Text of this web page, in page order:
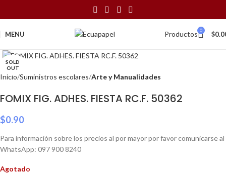
MENU Productos 0 $
SOLD
OUT
Inicio Suministros escolares Arte y Manualidades
FOMIX FIG. ADHES. FIESTA RC.F. 50362
$0.90
Para información sobre los precios al por mayor por favor comunicarse al
WhatsApp: 097 900 8240
Agotado